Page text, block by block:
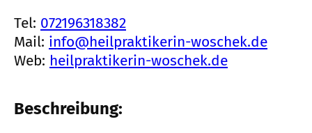
Tel: 072196318382
Mail: info@heilpraktikerin-woschek.de
Web: heilpraktikerin-woschek.de
Beschreibung: